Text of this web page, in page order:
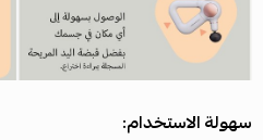
سهولة الاستخدام: